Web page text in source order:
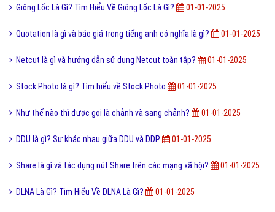
Giông Lốc Là Gì? Tìm Hiểu Về Giông Lốc Là Gì? 01-01-2025
Quotation là gì và báo giá trong tiếng anh có nghĩa là gì? 01-01-2025
Netcut là gì và hướng dẫn sử dụng Netcut toàn tập? 01-01-2025
Stock Photo là gì? Tìm hiểu về Stock Photo 01-01-2025
Như thế nào thì được gọi là chảnh và sang chảnh? 01-01-2025
DDU là gì? Sự khác nhau giữa DDU và DDP 01-01-2025
Share là gì và tác dụng nút Share trên các mạng xã hội? 01-01-2025
DLNA Là Gì? Tìm Hiểu Về DLNA Là Gì? 01-01-2025